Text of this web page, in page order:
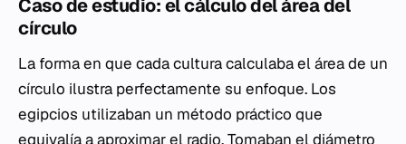
Caso de estudio: el cálculo del área del
círculo
La forma en que cada cultura calculaba el área de un
círculo ilustra perfectamente su enfoque. Los
egipcios utilizaban un método práctico que
equivalía a aproximar el radio. Tomaban el diámetro